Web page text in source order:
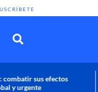
sus efectos